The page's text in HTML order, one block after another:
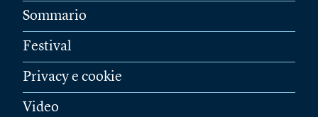
Sommario
Festival
Privacy e cookie
Video